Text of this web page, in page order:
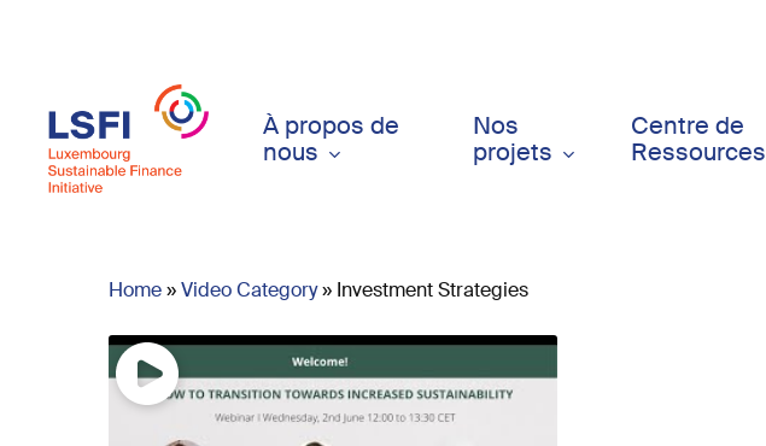
content
À propos de
nous
Nos
projets
Centre de
Ressources
Home»Video Category» Investment Strategies